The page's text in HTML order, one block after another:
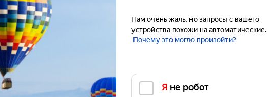
Нам очень жаль, но запросы с вашего
устройства похожи на автоматические.
Почему это могло произойти?
Я не робот